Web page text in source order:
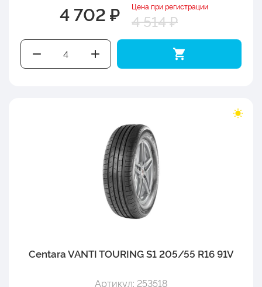
4 702 ₽ Цена при регистрации
4 514 ₽
Centara VANTI TOURING S1 205/55 R16 91V
Артикул: 253518